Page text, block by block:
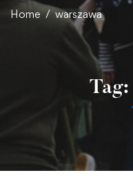
Home warszawa
Tag: